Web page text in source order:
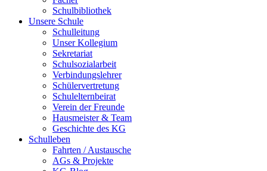
Schulbibliothek
Unsere Schule
Schulleitung
Unser Kollegium
Sekretariat
Schulsozialarbeit
Verbindungslehrer
Schülervertretung
Schulelternbeirat
Verein der Freunde
Hausmeister & Team
Geschichte des KG
Schulleben
Fahrten / Austausche
AGs & Projekte